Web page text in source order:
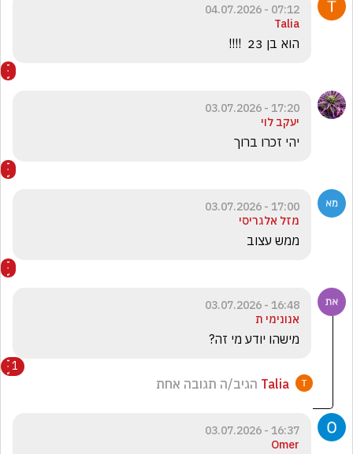
07:12 - 04.07.2026
Talia
הוא בן 23  !!!!
17:20 - 03.07.2026
יעקב לוי
יהי זכרו ברוך
17:00 - 03.07.2026
מזל אלגריסי
ממש עצוב
16:48 - 03.07.2026
אנונימי ת
מישהו יודע מי זה?
1
Talia הגיב/ה תגובה אחת
16:37 - 03.07.2026
Omer